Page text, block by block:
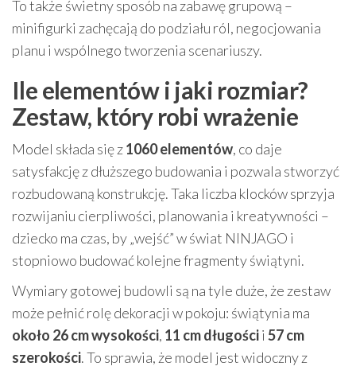
To także świetny sposób na zabawę grupową –
minifigurki zachęcają do podziału ról, negocjowania
planu i wspólnego tworzenia scenariuszy.
Ile elementów i jaki rozmiar?
Zestaw, który robi wrażenie
Model składa się z1060 elementów, co daje
satysfakcję z dłuższego budowania i pozwala stworzyć
rozbudowaną konstrukcję. Taka liczba klocków sprzyja
rozwijaniu cierpliwości, planowania i kreatywności –
dziecko ma czas, by „wejść” w świat NINJAGO i
stopniowo budować kolejne fragmenty świątyni.
Wymiary gotowej budowli są na tyle duże, że zestaw
może pełnić rolę dekoracji w pokoju: świątynia ma
około 26 cm wysokości, 11 cm długościi 57 cm
szerokości. To sprawia, że model jest widoczny z